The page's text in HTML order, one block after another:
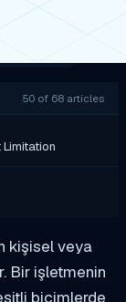
50 of 68 articles
kişisel veya
Bir işletmenin
biçimlerde